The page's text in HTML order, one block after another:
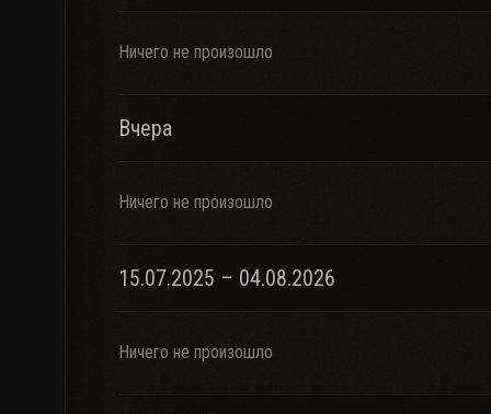
Ничего не произошло
Вчера
Ничего не произошло
15.07.2025 – 04.08.2026
Ничего не произошло